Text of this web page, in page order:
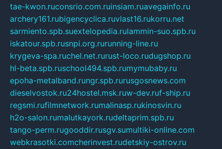
tae-kwon.ruconsrio.com.ruinsiam.ruavegainfo.ru
archery161.rubigencyclica.ruvlast16.rukorru.net
sarmiento.spb.suextelopedia.rulammin-suo.spb.ru
iskatour.spb.rusnpi.org.rurunning-line.ru
krygeva-spa.ruchel.net.rurust-loco.rudugshop.ru
hl-beta.spb.ruschool494.spb.rumymubaby.ru
epoha-metalband.rungr.spb.rurusgosnews.com
dieselvostok.ru24hostel.msk.ruw-dev.ruf-ship.ru
regsmi.rufilmnetwork.rumalinasp.rukinosvin.ru
h2o-salon.rumalutkayork.rudeltaprim.spb.ru
tango-perm.rugooddir.rusgv.sumultiki-online.com
webkrasotki.comcherinvest.rudetskiy-ostrov.ru